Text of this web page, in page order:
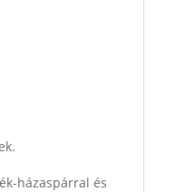
házaspárral és